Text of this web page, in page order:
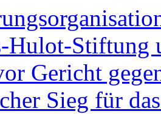
Hulot-Stiftung
Gericht
Sieg für